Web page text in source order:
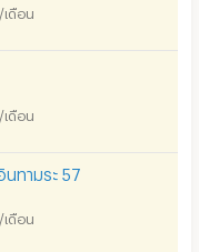
เดือน
เดือน
ทามระ 57
เดือน